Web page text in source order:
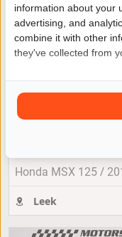
Honda MSX
Honda MSX 125 /
Leek
information about your
advertising, and
combine it with other
they've collected from